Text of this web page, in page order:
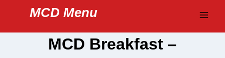
content
MCD Menu
MCD Breakfast –